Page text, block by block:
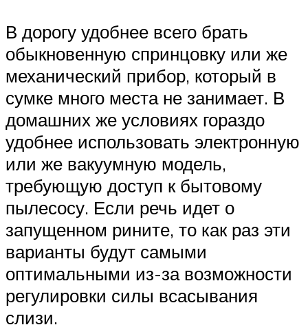
В дорогу удобнее всего брать
обыкновенную спринцовку или же
механический прибор, который в
сумке много места не занимает. В
домашних же условиях гораздо
удобнее использовать электронную
или же вакуумную модель,
требующую доступ к бытовому
пылесосу. Если речь идет о
запущенном рините, то как раз эти
варианты будут самыми
оптимальными из-за возможности
регулировки силы всасывания
слизи.